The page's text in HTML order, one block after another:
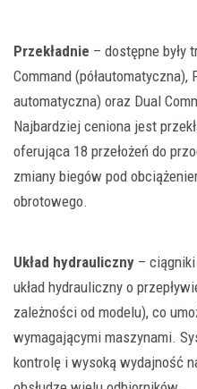
Przekładnie – dostępne były
Command (półautomatyczna),
automatyczna) oraz Dual
Najbardziej ceniona jest
oferująca 18 przełożeń do
zmiany biegów pod
obrotowego.
Układ hydrauliczny –
układ hydrauliczny o
zależności od modelu), co
wymagającymi maszynami.
kontrolę i wysoką wydajność